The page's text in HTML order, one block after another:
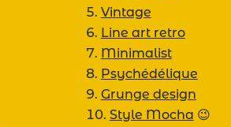
Vintage
Line art retro
Minimalist
Psychédélique
Grunge design
Style Mocha 😉